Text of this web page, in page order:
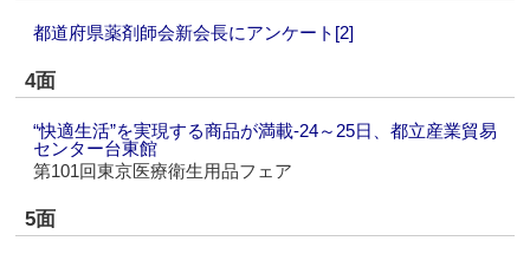
都道府県薬剤師会新会長にアンケート[2]
4面
“快適生活”を実現する商品が満載‐24～25日、都立産業貿易
センター台東館
第101回東京医療衛生用品フェア
5面